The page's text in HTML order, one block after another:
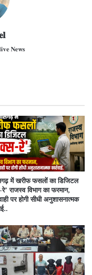
𝐍𝐞𝐰𝐬
में खरीफ फसलों का डिजिटल
रे’ राजस्व विभाग का फरमान,
पर होगी सीधी अनुशासनात्मक